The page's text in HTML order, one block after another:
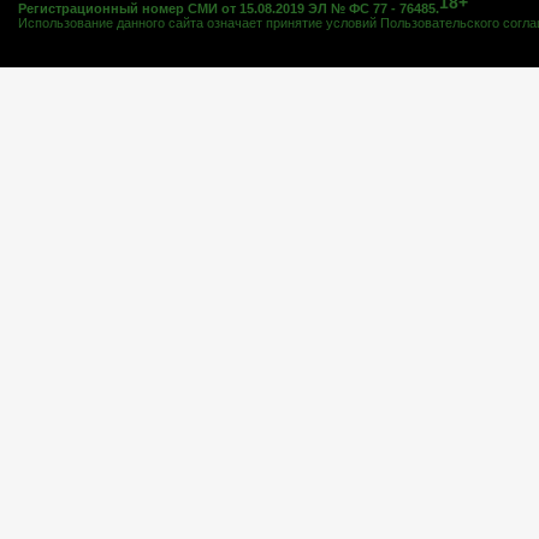
Регистрационный номер СМИ от 15.08.2019 ЭЛ № ФС 77 - 76485.
Использование данного сайта означает принятие условий Пользовательского